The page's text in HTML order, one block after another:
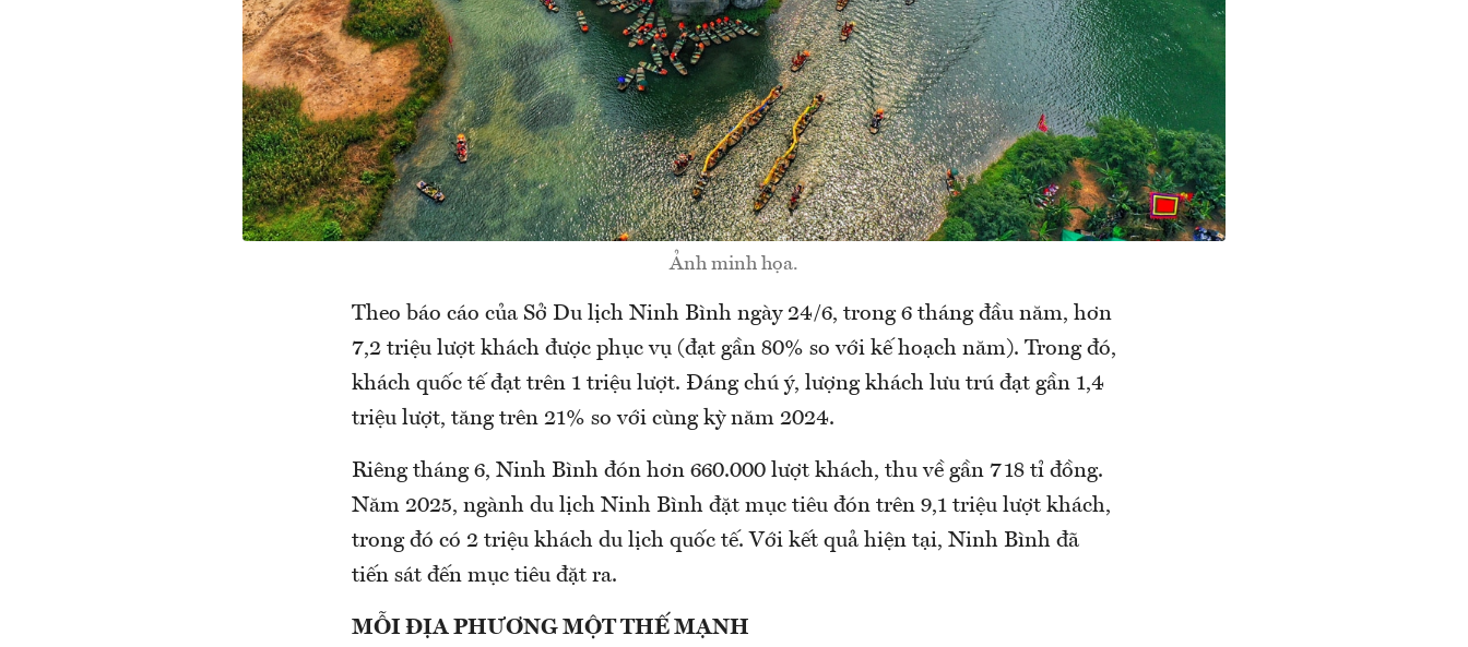
Ảnh minh họa.
Theo báo cáo của Sở Du lịch Ninh Bình ngày 24/6, trong 6 tháng đầu năm, hơn
7,2 triệu lượt khách được phục vụ (đạt gần 80% so với kế hoạch năm). Trong đó,
khách quốc tế đạt trên 1 triệu lượt. Đáng chú ý, lượng khách lưu trú đạt gần 1,4
triệu lượt, tăng trên 21% so với cùng kỳ năm 2024.
Riêng tháng 6, Ninh Bình đón hơn 660.000 lượt khách, thu về gần 718 tỉ đồng.
Năm 2025, ngành du lịch Ninh Bình đặt mục tiêu đón trên 9,1 triệu lượt khách,
trong đó có 2 triệu khách du lịch quốc tế. Với kết quả hiện tại, Ninh Bình đã
tiến sát đến mục tiêu đặt ra.
MỖI ĐỊA PHƯƠNG MỘT THẾ MẠNH